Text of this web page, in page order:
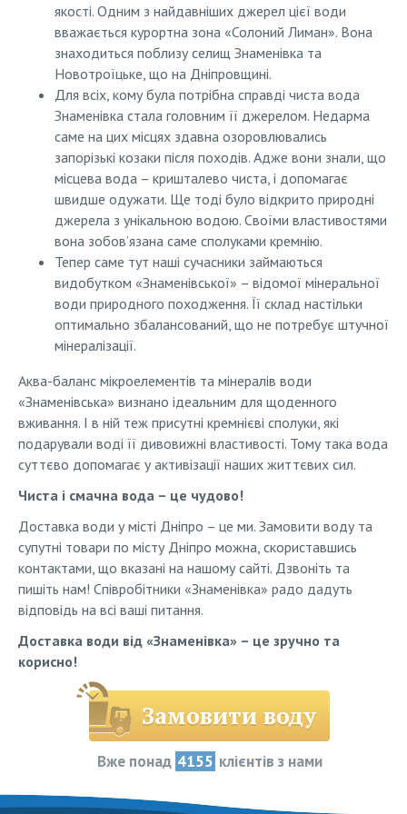
якості. Одним з найдавніших джерел цієї води
вважається курортна зона «Солоний Лиман». Вона
знаходиться поблизу селищ Знаменівка та
Новотроїцьке, що на Дніпровщині.
Для всіх, кому була потрібна справді чиста вода
Знаменівка стала головним її джерелом. Недарма
саме на цих місцях здавна озоровлювались
запорізькі козаки після походів. Адже вони знали, що
місцева вода – кришталево чиста, і допомагає
швидше одужати. Ще тоді було відкрито природні
джерела з унікальною водою. Своїми властивостями
вона зобов’язана саме сполуками кремнію.
Тепер саме тут наші сучасники займаються
видобутком «Знаменівської» – відомої мінеральної
води природного походження. Її склад настільки
оптимально збалансований, що не потребує штучної
мінералізації.
Аква-баланс мікроелементів та мінералів води
«Знаменівська» визнано ідеальним для щоденного
вживання. І в ній теж присутні кремнієві сполуки, які
подарували воді її дивовижні властивості. Тому така вода
суттєво допомагає у активізації наших життєвих сил.
Чиста і смачна вода – це чудово!
Доставка води у місті Дніпро – це ми. Замовити воду та
супутні товари по місту Дніпро можна, скориставшись
контактами, що вказані на нашому сайті. Дзвоніть та
пишіть нам! Співробітники «Знаменівка» радо дадуть
відповідь на всі ваші питання.
Доставка води від «Знаменівка» – це зручно та
корисно!
Замовити воду
Вже понад 4155 клієнтів з нами